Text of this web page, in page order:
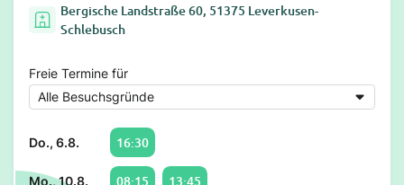
Bergische Landstraße 60, 51375 Leverkusen-
Schlebusch
Freie Termine für
Do., 6.8. 16:30
Mo., 10.8. 08:15 13:45